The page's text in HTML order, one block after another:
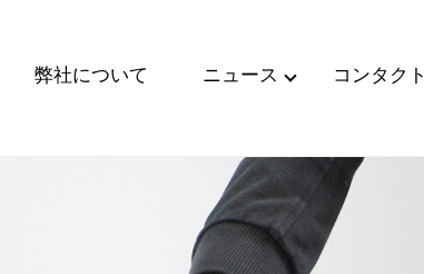
弊社について ニュース コンタクト